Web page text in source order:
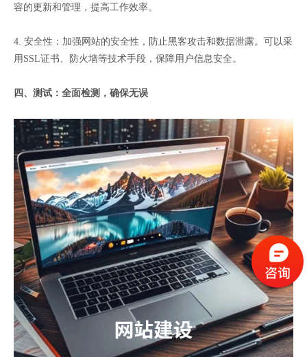
容的更新和管理，提高工作效率。
4. 安全性：加强网站的安全性，防止黑客攻击和数据泄露。可以采
用SSL证书、防火墙等技术手段，保障用户信息安全。
四、测试：全面检测，确保无误